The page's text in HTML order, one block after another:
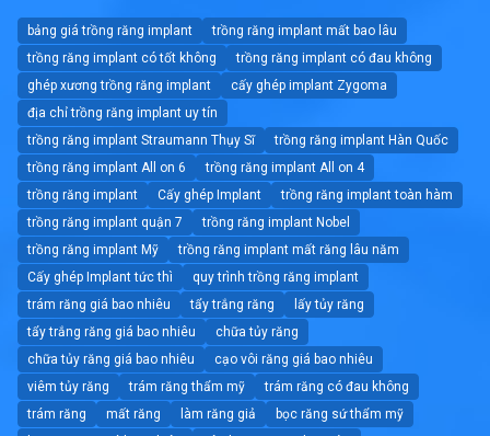
bảng giá trồng răng implant
trồng răng implant mất bao lâu
trồng răng implant có tốt không
trồng răng implant có đau không
ghép xương trồng răng implant
cấy ghép implant Zygoma
địa chỉ trồng răng implant uy tín
trồng răng implant Straumann Thụy Sĩ
trồng răng implant Hàn Quốc
trồng răng implant All on 6
trồng răng implant All on 4
trồng răng implant
Cấy ghép Implant
trồng răng implant toàn hàm
trồng răng implant quận 7
trồng răng implant Nobel
trồng răng implant Mỹ
trồng răng implant mất răng lâu năm
Cấy ghép Implant tức thì
quy trình trồng răng implant
trám răng giá bao nhiêu
tẩy trắng răng
lấy tủy răng
tẩy trắng răng giá bao nhiêu
chữa tủy răng
chữa tủy răng giá bao nhiêu
cạo vôi răng giá bao nhiêu
viêm tủy răng
trám răng thẩm mỹ
trám răng có đau không
trám răng
mất răng làm răng giả
bọc răng sứ thẩm mỹ